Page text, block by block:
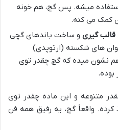
میشه. پس گچ، هم خونه
کمک می کنه.
قالب گیری و ساخت باندهای گچی
های شکسته (ارتوپدی)
هم نشون میده که گچ چقدر توی
بوده.
متنوعه و این ماده چقدر توی
واقعاً گچ، یه رفیق همه فن